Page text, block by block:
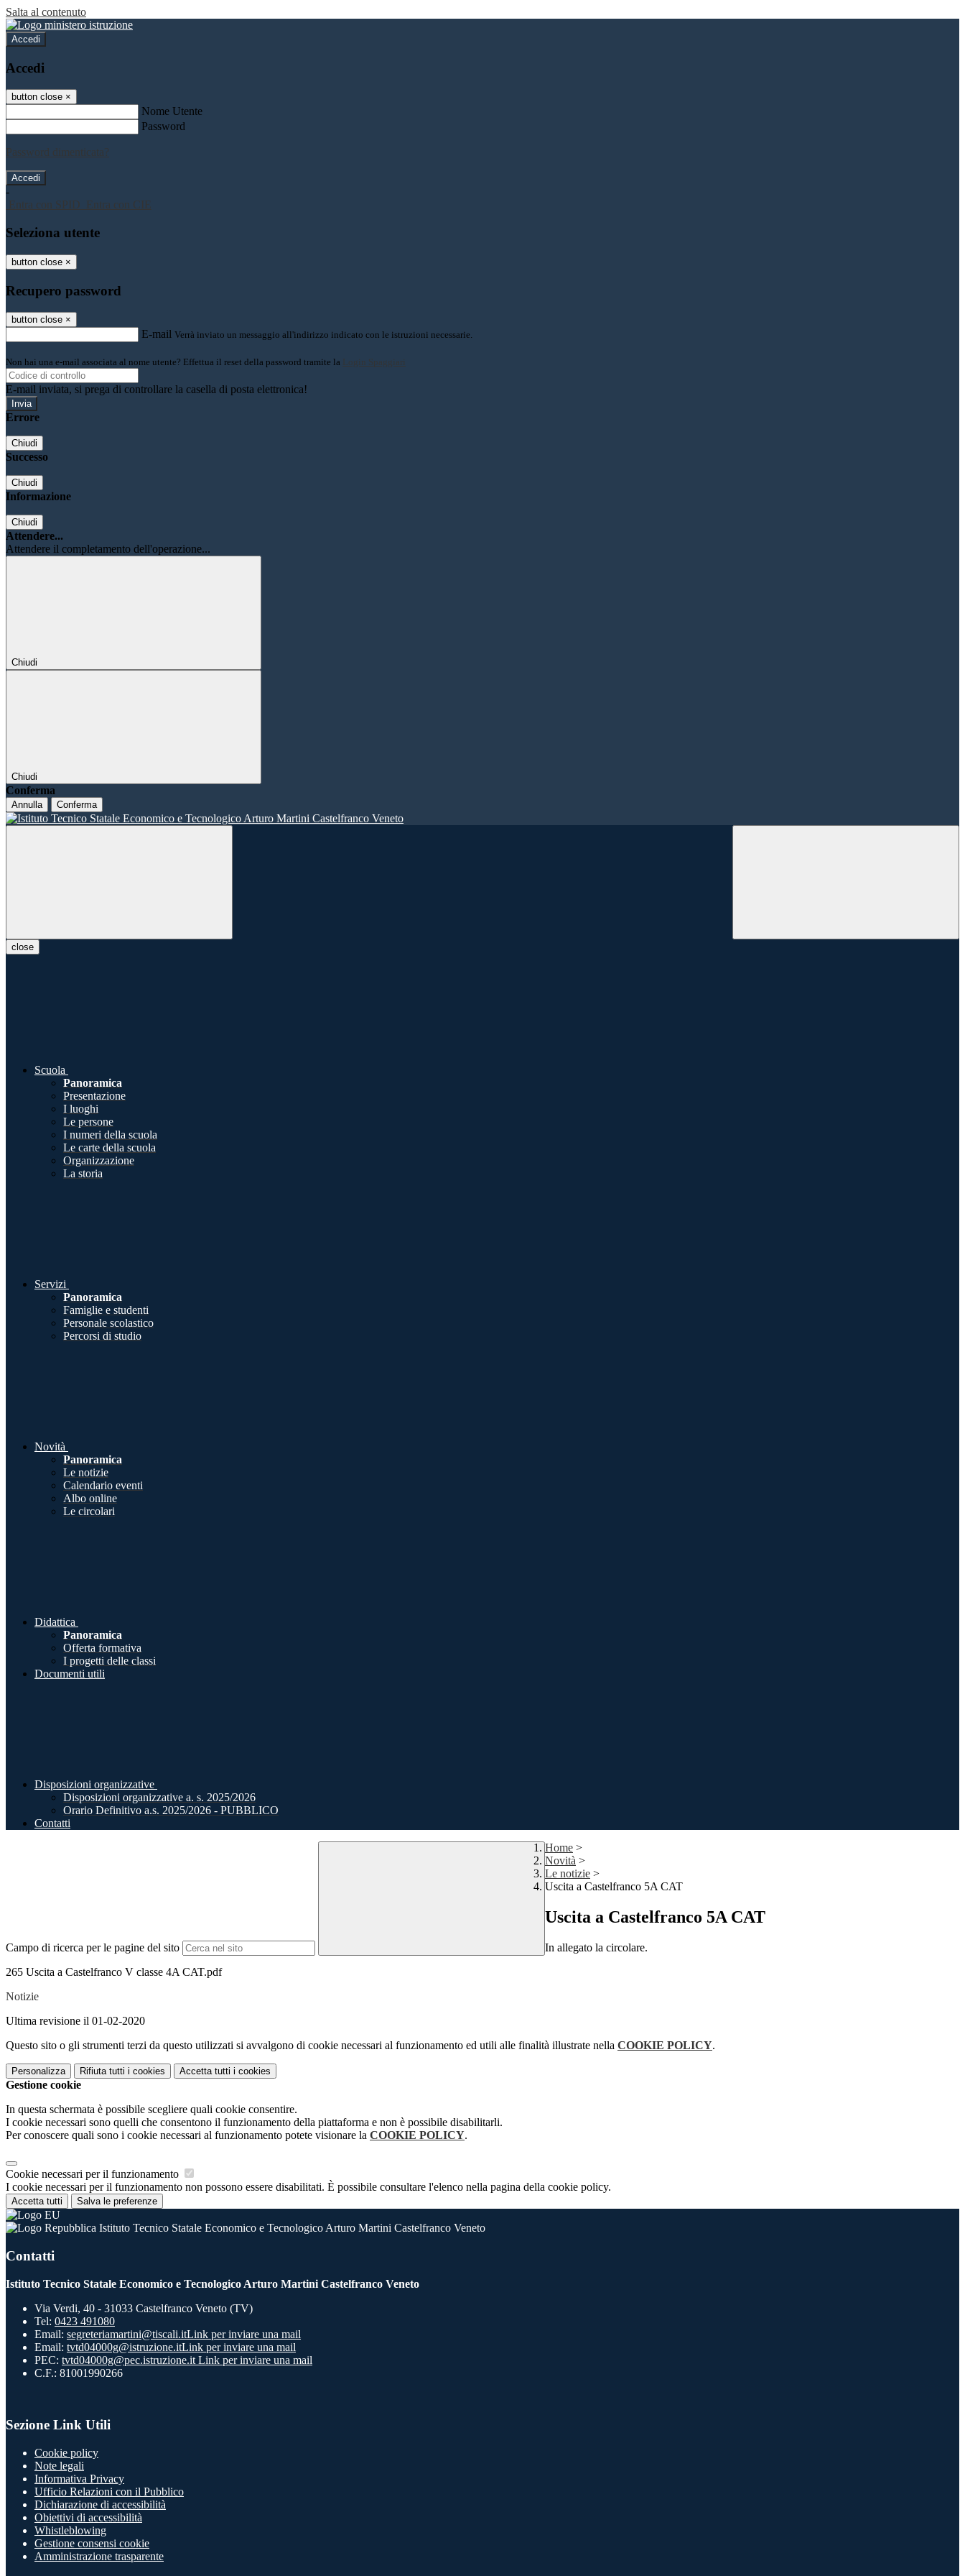
Salta al contenuto
Accedi
Accedi
button close ×
Nome Utente
Password
Password dimenticata?
-
Entra con SPID
Entra con CIE
Seleziona utente
button close ×
Recupero password
button close ×
E-mail Verrà inviato un messaggio all'indirizzo indicato con le istruzioni necessarie.
Non hai una e-mail associata al nome utente? Effettua il reset della password tramite la Login Spaggiari
E-mail inviata, si prega di controllare la casella di posta elettronica!
Errore
Chiudi
Successo
Chiudi
Informazione
Chiudi
Attendere...
Attendere il completamento dell'operazione...
Chiudi
Chiudi
Conferma
Annulla Conferma
close
Scuola
Panoramica
Presentazione
I luoghi
Le persone
I numeri della scuola
Le carte della scuola
Organizzazione
La storia
Servizi
Panoramica
Famiglie e studenti
Personale scolastico
Percorsi di studio
Novità
Panoramica
Le notizie
Calendario eventi
Albo online
Le circolari
Didattica
Panoramica
Offerta formativa
I progetti delle classi
Documenti utili
Disposizioni organizzative
Disposizioni organizzative a. s. 2025/2026
Orario Definitivo a.s. 2025/2026 - PUBBLICO
Contatti
Campo di ricerca per le pagine del sito
Home >
Novità >
Le notizie >
Uscita a Castelfranco 5A CAT
Uscita a Castelfranco 5A CAT
In allegato la circolare.
265 Uscita a Castelfranco V classe 4A CAT.pdf
Notizie
Ultima revisione il 01-02-2020
Questo sito o gli strumenti terzi da questo utilizzati si avvalgono di cookie necessari al funzionamento ed utili alle finalità illustrate nella COOKIE POLICY.
Personalizza Rifiuta tutti i cookies Accetta tutti i cookies
Gestione cookie
In questa schermata è possibile scegliere quali cookie consentire.
I cookie necessari sono quelli che consentono il funzionamento della piattaforma e non è possibile disabilitarli.
Per conoscere quali sono i cookie necessari al funzionamento potete visionare la COOKIE POLICY.
Cookie necessari per il funzionamento
I cookie necessari per il funzionamento non possono essere disabilitati. È possibile consultare l'elenco nella pagina della cookie policy.
Accetta tutti Salva le preferenze
Istituto Tecnico Statale Economico e Tecnologico Arturo Martini Castelfranco Veneto
Contatti
Istituto Tecnico Statale Economico e Tecnologico Arturo Martini Castelfranco Veneto
Via Verdi, 40 - 31033 Castelfranco Veneto (TV)
Tel: 0423 491080
Email: segreteriamartini@tiscali.itLink per inviare una mail
Email: tvtd04000g@istruzione.itLink per inviare una mail
PEC: tvtd04000g@pec.istruzione.it Link per inviare una mail
C.F.: 81001990266
Sezione Link Utili
Cookie policy
Note legali
Informativa Privacy
Ufficio Relazioni con il Pubblico
Dichiarazione di accessibilità
Obiettivi di accessibilità
Whistleblowing
Gestione consensi cookie
Amministrazione trasparente